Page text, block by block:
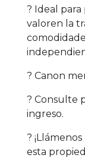
? Ideal para
valoren la
? Canon
? Consulte
ingreso.
?
esta